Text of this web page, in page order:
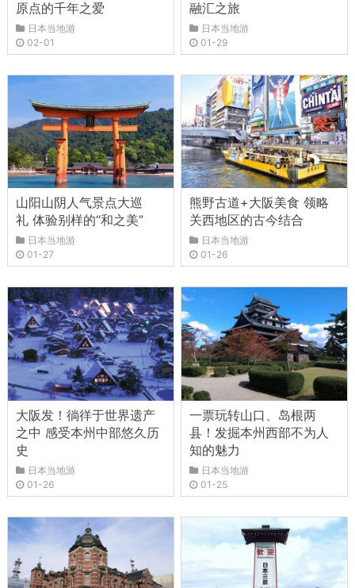
原点的千年之爱
日本当地游
02-01
融汇之旅
日本当地游
01-29
山阳山阴人气景点大巡
礼 体验别样的“和之美”
日本当地游
01-27
熊野古道+大阪美食 领略
关西地区的古今结合
日本当地游
01-26
大阪发！徜徉于世界遗产
之中 感受本州中部悠久历
史
日本当地游
01-26
一票玩转山口、岛根两
县！发掘本州西部不为人
知的魅力
日本当地游
01-25